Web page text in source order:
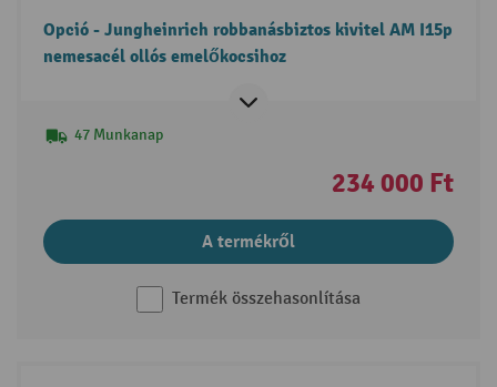
Opció - Jungheinrich robbanásbiztos kivitel AM I15p
nemesacél ollós emelőkocsihoz
47 Munkanap
234 000 Ft
A termékről
Termék összehasonlítása